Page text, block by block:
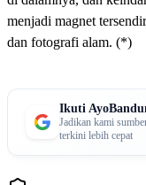
menjadi magnet
dan fotografi alam. (*)
Ikuti
Jadikan kami
terkini lebih cepat